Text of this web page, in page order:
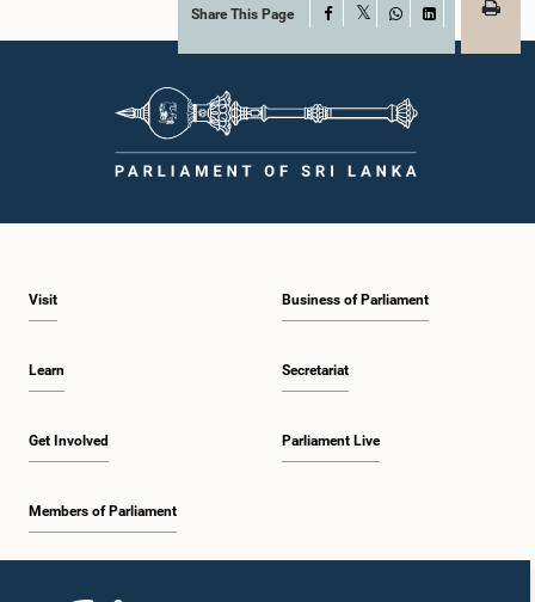
Share This Page Facebook
WhatsAppLinkedIn
Visit
Learn
Get Involved
Members of Parliament
Business of Parliament
Secretariat
Parliament Live